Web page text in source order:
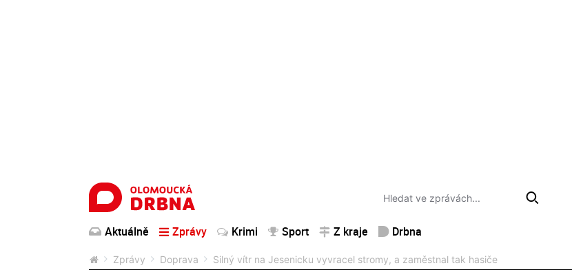
Aktuálně Zprávy Krimi Sport Z kraje Drbna
Zprávy Doprava Silný vítr na Jesenicku vyvracel stromy, a zaměstnal tak hasiče